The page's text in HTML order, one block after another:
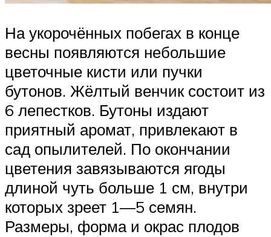
На укорочённых побегах в конце
весны появляются небольшие
цветочные кисти или пучки
бутонов. Жёлтый венчик состоит из
6 лепестков. Бутоны издают
приятный аромат, привлекают в
сад опылителей. По окончании
цветения завязываются ягоды
длиной чуть больше 1 см, внутри
которых зреет 1—5 семян.
Размеры, форма и окрас плодов